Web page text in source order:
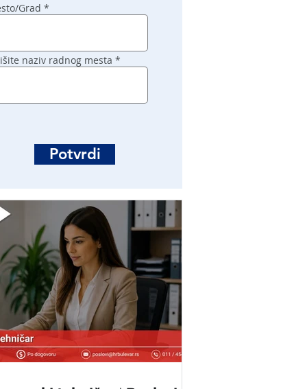
Grad
naziv radnog mesta
Potvrdi